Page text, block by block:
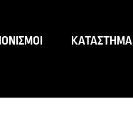
ΚΑΤΑΣΤΗΜΑ